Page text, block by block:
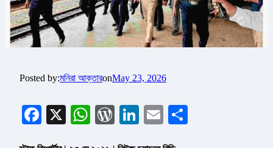
Posted by:মনিরা আক্তারonMay 23, 2026
Facebook
X WhatsApp
WordPress
LinkedIn
Email